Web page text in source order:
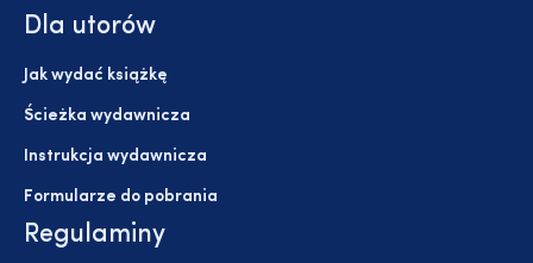
Dla utorów
Jak wydać książkę
Ścieżka wydawnicza
Instrukcja wydawnicza
Formularze do pobrania
Regulaminy